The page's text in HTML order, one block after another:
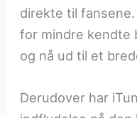
direkte til
for mindre kendte
og nå ud til et
Derudover har